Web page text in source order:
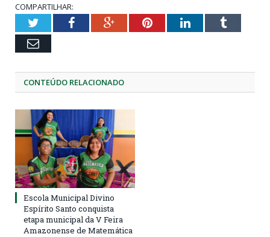
COMPARTILHAR:
TwitterFacebookGoogle+PinterestLinkedInTumblr
Email
CONTEÚDO RELACIONADO
Escola Municipal Divino
Espírito Santo conquista
etapa municipal da V Feira
Amazonense de Matemática